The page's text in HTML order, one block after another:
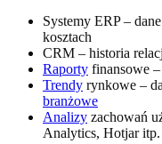
Systemy ERP –
kosztach
CRM – historia
Raporty finansowe
Trendy rynkowe –
branżowe
Analizy zachowań
Analytics, Hotjar itp.